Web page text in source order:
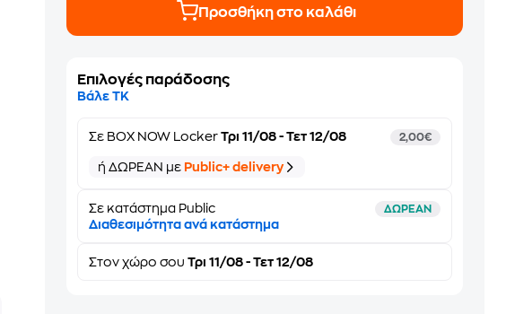
Προσθήκη στο καλάθι
Επιλογές παράδοσης
Βάλε ΤΚ
Σε BOX NOW Locker Τρι 11/08 - Τετ 12/08 2,00€
ή ΔΩΡΕΑΝ με Public+ delivery
Σε κατάστημα Public ΔΩΡΕΑΝ
Διαθεσιμότητα ανά κατάστημα
Στονχώρο σου Τρι 11/08 - Τετ 12/08